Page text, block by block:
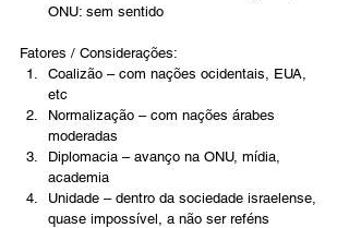
ONU: sem sentido
Fatores / Considerações:
Coalizão – com nações ocidentais, EUA,
etc
Normalização – com nações árabes
moderadas
Diplomacia – avanço na ONU, mídia,
academia
Unidade – dentro da sociedade israelense,
quase impossível, a não ser reféns